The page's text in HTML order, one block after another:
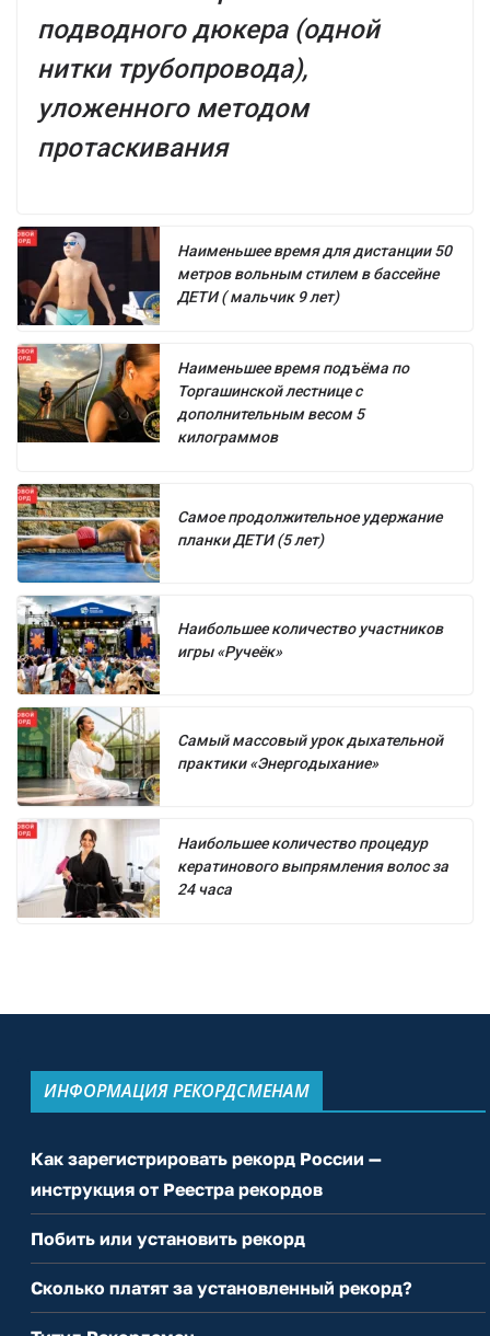
подводного дюкера (одной
нитки трубопровода),
уложенного методом
протаскивания
Наименьшее время для дистанции 50
метров вольным стилем в бассейне
ДЕТИ ( мальчик 9 лет)
Наименьшее время подъёма по
Торгашинской лестнице с
дополнительным весом 5
килограммов
Самое продолжительное удержание
планки ДЕТИ (5 лет)
Наибольшее количество участников
игры «Ручеёк»
Самый массовый урок дыхательной
практики «Энергодыхание»
Наибольшее количество процедур
кератинового выпрямления волос за
24 часа
ИНФОРМАЦИЯ РЕКОРДСМЕНАМ
Как зарегистрировать рекорд России —
инструкция от Реестра рекордов
Побить или установить рекорд
Сколько платят за установленный рекорд?